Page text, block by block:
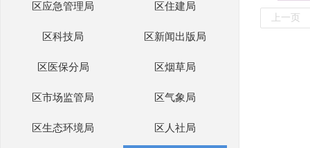
区应急管理局 区住建局
区科技局 区新闻出版局
区医保分局 区烟草局
区市场监管局 区气象局
区生态环境局 区人社局
上一页